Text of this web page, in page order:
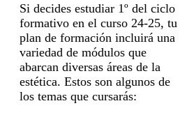
Si decides estudiar 1º del ciclo
formativo en el curso 24-25, tu
plan de formación incluirá una
variedad de módulos que
abarcan diversas áreas de la
estética. Estos son algunos de
los temas que cursarás: